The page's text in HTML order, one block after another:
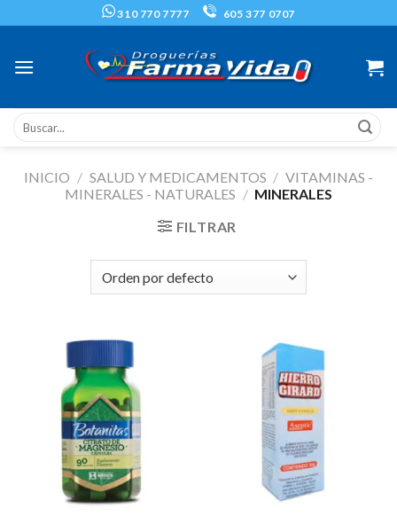
310 770 7777 605 377 0707
Buscar
INICIO / SALUD Y MEDICAMENTOS / VITAMINAS -
MINERALES - NATURALES / MINERALES
FILTRAR